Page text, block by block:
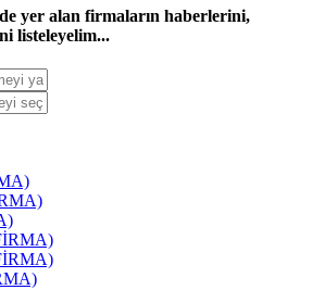
yer alan firmaların haberlerini,
listeleyelim...